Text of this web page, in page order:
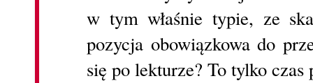
w tym właśnie typie, ze
pozycja obowiązkowa do
się po lekturze? To tylko czas